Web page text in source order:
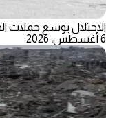
الاحتلال يوسع حملات
6 أغسطس، 2026